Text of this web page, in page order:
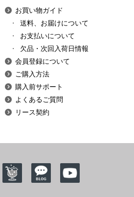
お買い物ガイド
・
送料、お届けについて
・
お支払いについて
・
欠品・次回入荷日情報
会員登録について
ご購入方法
購入前サポート
よくあるご質問
リース契約